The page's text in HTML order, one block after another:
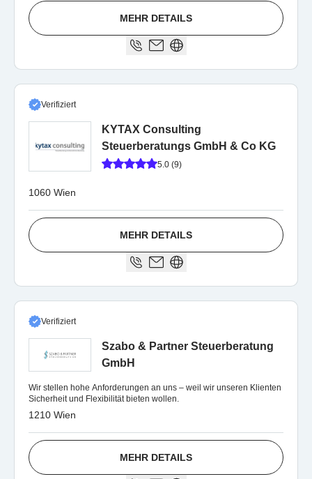
MEHR DETAILS
Verifiziert
KYTAX Consulting
Steuerberatungs GmbH & Co KG
5.0 (9)
1060 Wien
MEHR DETAILS
Verifiziert
Szabo & Partner Steuerberatung
GmbH
Wir stellen hohe Anforderungen an uns – weil wir unseren Klienten
Sicherheit und Flexibilität bieten wollen.
1210 Wien
MEHR DETAILS